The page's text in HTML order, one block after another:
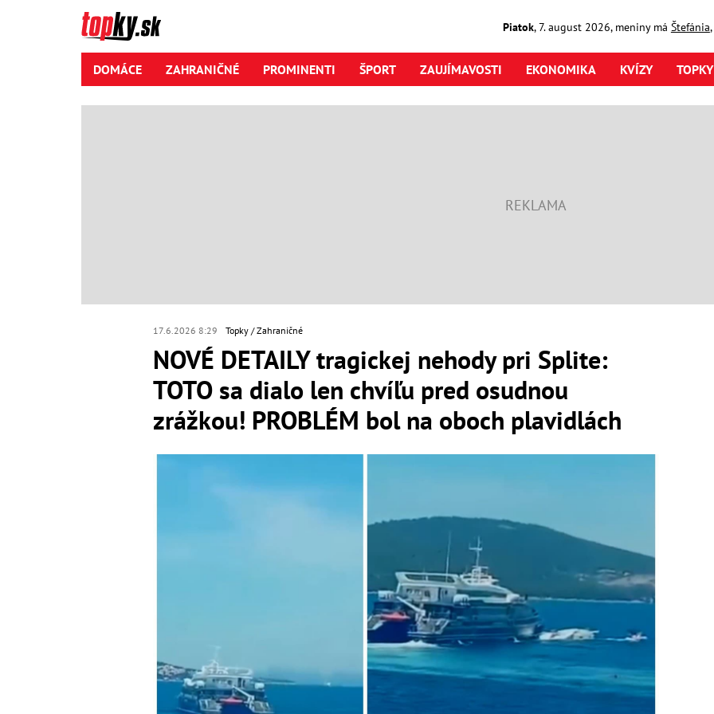
Piatok,7. august2026, meniny má Štefánia
DOMÁCE ZAHRANIČNÉ PROMINENTI ŠPORT ZAUJÍMAVOSTI EKONOMIKA KVÍZY
17.6.2026 8:29 Topky Zahraničné
NOVÉ DETAILY tragickej nehody pri Splite:
TOTO sa dialo len chvíľu pred osudnou
zrážkou! PROBLÉM bol na oboch plavidlách